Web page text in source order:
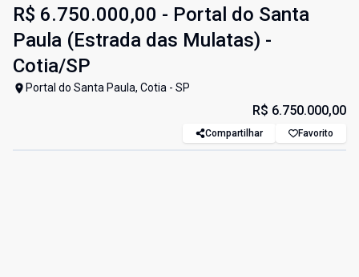
R$ 6.750.000,00 - Portal do Santa
Paula (Estrada das Mulatas) -
Cotia/SP
Portal do Santa Paula, Cotia - SP
R$ 6.750.000,00
Compartilhar Favorito